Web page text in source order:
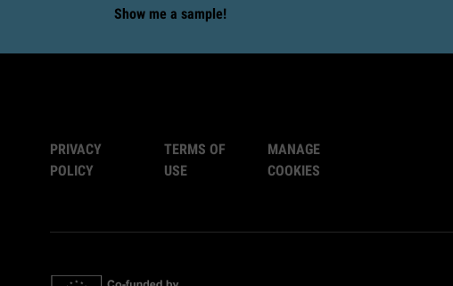
Show me a sample!
PRIVACY
POLICY
TERMS OF
USE
MANAGE
COOKIES